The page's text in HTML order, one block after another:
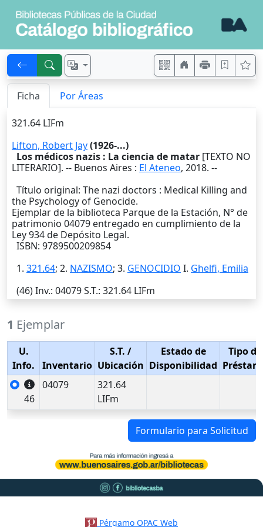
Ficha Por Áreas
321.64 LIFm
Lifton, Robert Jay(1926-...)
Los médicos nazis : La ciencia de matar [TEXTO NO
LITERARIO]. -- Buenos Aires : El Ateneo, 2018. --
Título original: The nazi doctors : Medical Killing and
the Psychology of Genocide.
Ejemplar de la biblioteca Parque de la Estación, N° de
patrimonio 04079 entregado en cumplimiento de la
Ley 934 de Depósito Legal.
ISBN: 9789500209854
1. 321.64; 2. NAZISMO; 3. GENOCIDIO I. Ghelfi, Emilia
(46)Inv.: 04079S.T.: 321.64 LIFm
1 Ejemplar
U.
Info.
Inventario
S.T. /
Ubicación
Estado de
Disponibilidad
Tipo de
46
04079
321.64
LIFm
Formulario para Solicitud
Pérgamo OPAC Web